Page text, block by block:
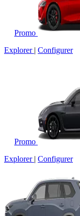
Promo
Explorer | Configurer
Promo
Explorer | Configurer